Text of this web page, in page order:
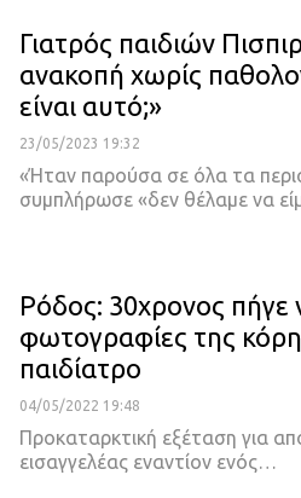
Γιατρός παιδιών
ανακοπή χωρίς
είναι αυτό;»
23/05/2023 19:32
«Ήταν παρούσα σε όλα τα
συμπλήρωσε «δεν θέλαμε να
Ρόδος: 30χρονος πήγε
φωτογραφίες της
παιδίατρο
04/05/2022 19:48
Προκαταρκτική εξέταση για
εισαγγελέας εναντίον ενός…